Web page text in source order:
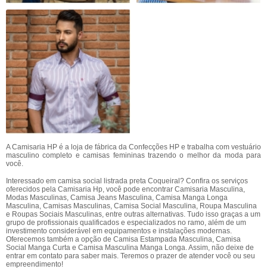
A Camisaria HP é a loja de fábrica da Confecções HP e trabalha com vestuário
masculino completo e camisas femininas trazendo o melhor da moda para
você.
Interessado em camisa social listrada preta Coqueiral? Confira os serviços
oferecidos pela Camisaria Hp, você pode encontrar Camisaria Masculina,
Modas Masculinas, Camisa Jeans Masculina, Camisa Manga Longa
Masculina, Camisas Masculinas, Camisa Social Masculina, Roupa Masculina
e Roupas Sociais Masculinas, entre outras alternativas. Tudo isso graças a um
grupo de profissionais qualificados e especializados no ramo, além de um
investimento considerável em equipamentos e instalações modernas.
Oferecemos também a opção de Camisa Estampada Masculina, Camisa
Social Manga Curta e Camisa Masculina Manga Longa. Assim, não deixe de
entrar em contato para saber mais. Teremos o prazer de atender você ou seu
empreendimento!